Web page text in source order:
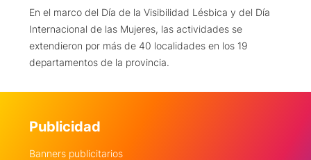
En el marco del Día de la Visibilidad Lésbica y del Día
Internacional de las Mujeres, las actividades se
extendieron por más de 40 localidades en los 19
departamentos de la provincia.
Publicidad
Banners publicitarios